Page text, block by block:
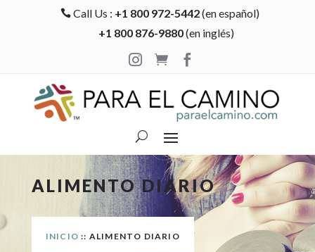
 Call Us : +1 800 972-5442(en español)
+1 800 876-9880(en inglés)

 
ALIMENTO DIARIO
INICIO :: ALIMENTO DIARIO